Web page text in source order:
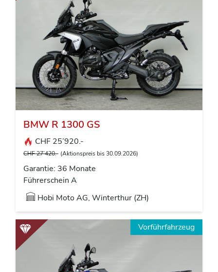
BMW R 1300 GS
CHF 25’920.-
CHF 27’420.- (Aktionspreis bis 30.09.2026)
Garantie: 36 Monate
Führerschein A
Hobi Moto AG, Winterthur (ZH)
Vorführfahrzeug